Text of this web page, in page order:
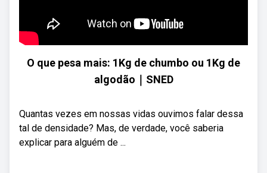
O que pesa mais: 1Kg de chumbo ou 1Kg de
algodão｜SNED
Quantas vezes em nossas vidas ouvimos falar dessa
tal de densidade? Mas, de verdade, você saberia
explicar para alguém de ...